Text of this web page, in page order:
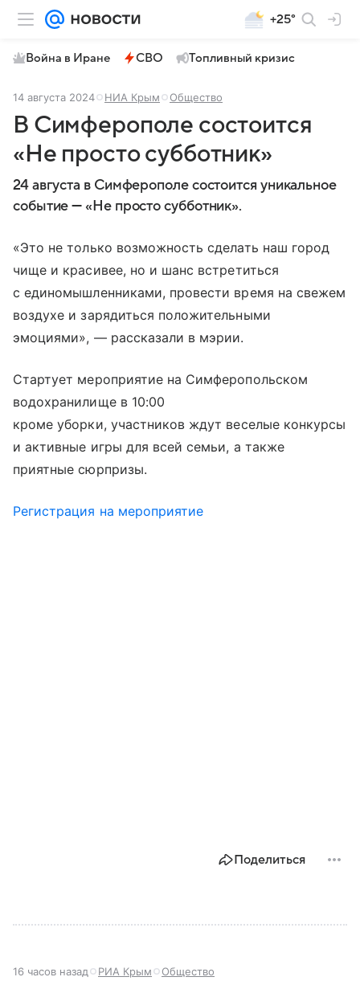
+25°
Война в Иране СВО Топливный кризис
14 августа 2024 НИА Крым Общество
В Симферополе состоится
«Не просто субботник»
24 августа в Симферополе состоится уникальное
событие — «Не просто субботник».
«Это не только возможность сделать наш город
чище и красивее, но и шанс встретиться
с единомышленниками, провести время на свежем
воздухе и зарядиться положительными
эмоциями», — рассказали в мэрии.
Стартует мероприятие на Симферопольском
водохранилище в 10:00
кроме уборки, участников ждут веселые конкурсы
и активные игры для всей семьи, а также
приятные сюрпризы.
Регистрация на мероприятие
Поделиться
16 часов назад РИА Крым Общество